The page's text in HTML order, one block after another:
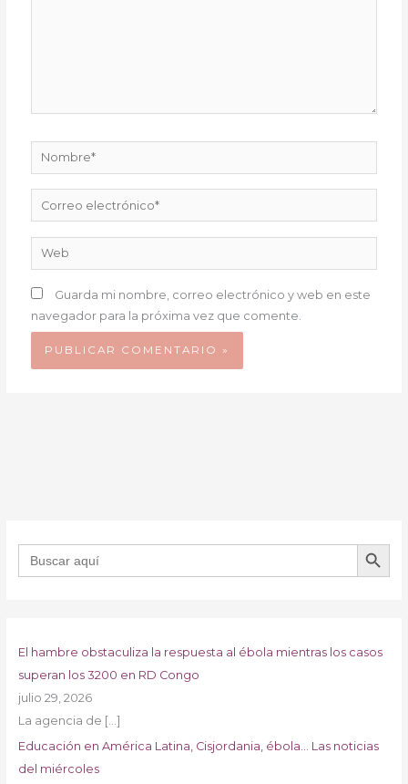
Nombre*
Correo
electrónico*
Web
Guarda mi nombre, correo electrónico y web en este
navegador para la próxima vez que comente.
Buscar: BOTÓN DE
El hambre obstaculiza la respuesta al ébola mientras los casos
superan los 3200 en RD Congo
julio 29, 2026
La agencia de […]
Educación en América Latina, Cisjordania, ébola… Las noticias
del miércoles